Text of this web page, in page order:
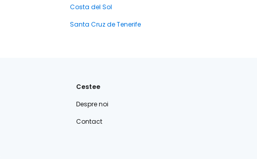
Costa del Sol
Santa Cruz de Tenerife
Cestee
Despre noi
Contact